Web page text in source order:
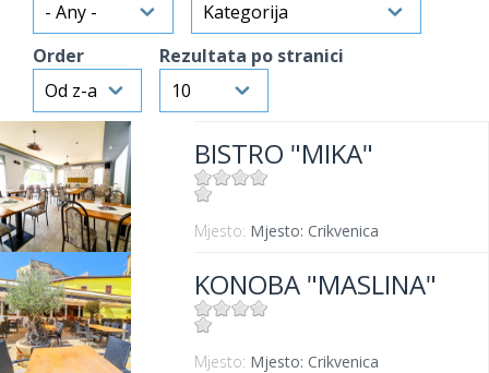
Order Rezultata po stranici
BISTRO "MIKA"
Mjesto: Mjesto: Crikvenica
KONOBA "MASLINA"
Mjesto: Mjesto: Crikvenica